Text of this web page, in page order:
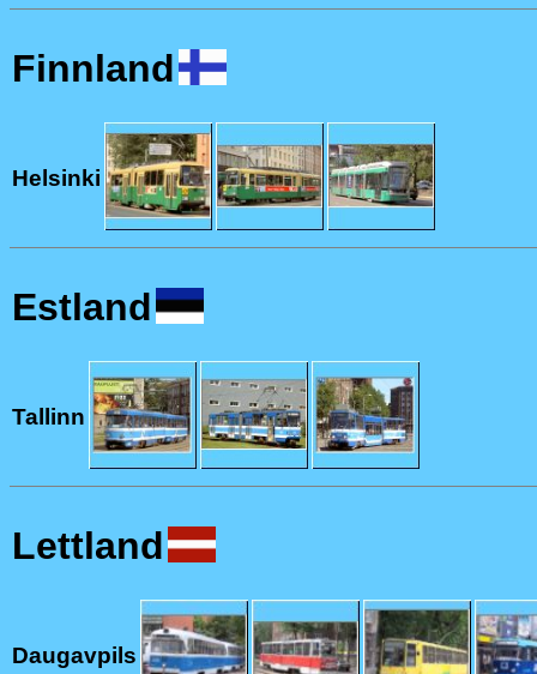
Finnland
Helsinki
Estland
Tallinn
Lettland
Daugavpils